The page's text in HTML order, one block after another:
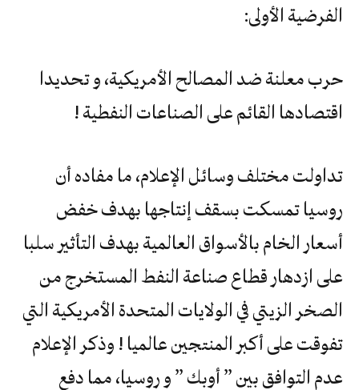
الفرضية الأولى:
حرب معلنة ضد المصالح الأمريكية، و تحديدا
اقتصادها القائم على الصناعات النفطية !
تداولت مختلف وسائل الإعلام، ما مفاده أن
روسيا تمسكت بسقف إنتاجها بهدف خفض
أسعار الخام بالأسواق العالمية بهدف التأثير سلبا
على ازدهار قطاع صناعة النفط المستخرج من
الصخر الزيتي في الولايات المتحدة الأمريكية التي
تفوقت على أكبر المنتجين عالميا ! وذكر الإعلام
عدم التوافق بين ” أوبك ” و روسيا، مما دفع